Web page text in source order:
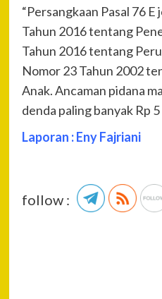
“Persangkaan Pasal 76 E
Tahun 2016 tentang
Tahun 2016 tentang
Nomor 23 Tahun 2002
Anak. Ancaman pidana
denda paling banyak Rp
Laporan : Eny Fajriani
follow :